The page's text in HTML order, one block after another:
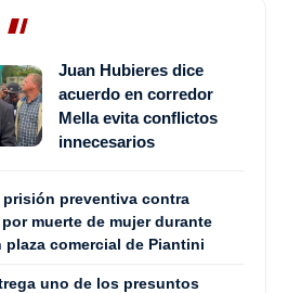
Juan Hubieres dice
acuerdo en corredor
Mella evita conflictos
innecesarios
prisión preventiva contra
muerte de mujer durante
plaza comercial de Piantini
uno de los presuntos